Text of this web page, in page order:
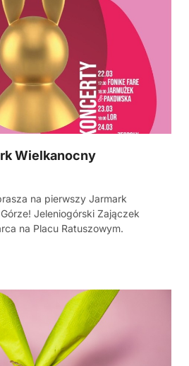
Wielkanocny
na pierwszy Jarmark
Jeleniogórski Zajączek
na Placu Ratuszowym.